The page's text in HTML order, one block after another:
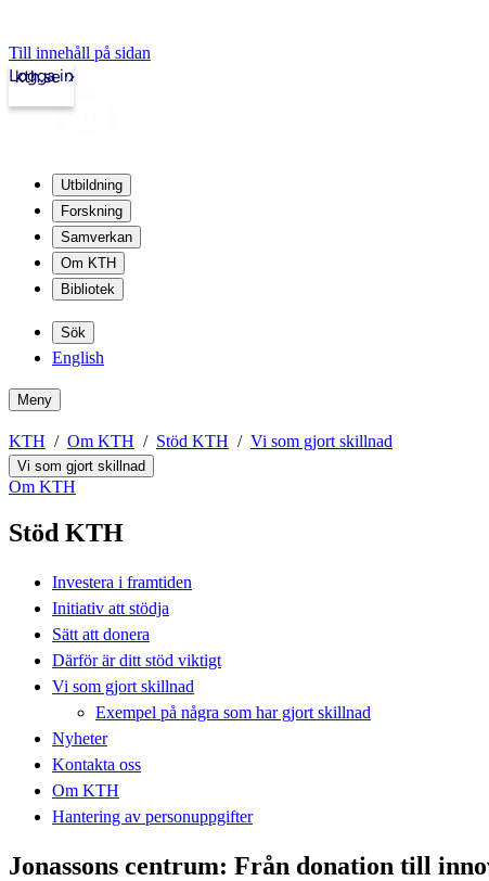
Till innehåll på sidan
kth.se
Logga in
Utbildning
Forskning
Samverkan
Om KTH
Bibliotek
Sök
English
Meny
KTH Om KTH Stöd KTH Vi som gjort skillnad
Vi som gjort skillnad
Om KTH
Stöd KTH
Investera i framtiden
Initiativ att stödja
Sätt att donera
Därför är ditt stöd viktigt
Vi som gjort skillnad
Exempel på några som har gjort skillnad
Nyheter
Kontakta oss
Om KTH
Hantering av personuppgifter
Jonassons centrum: Från donation till